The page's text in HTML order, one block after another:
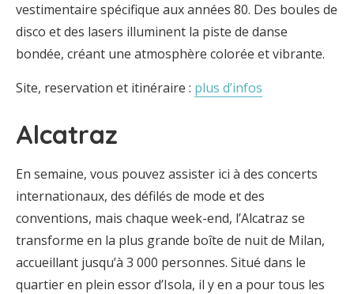
vestimentaire spécifique aux années 80. Des boules de
disco et des lasers illuminent la piste de danse
bondée, créant une atmosphère colorée et vibrante.
Site, reservation et itinéraire : plus d’infos
Alcatraz
En semaine, vous pouvez assister ici à des concerts
internationaux, des défilés de mode et des
conventions, mais chaque week-end, l’Alcatraz se
transforme en la plus grande boîte de nuit de Milan,
accueillant jusqu’à 3 000 personnes. Situé dans le
quartier en plein essor d’Isola, il y en a pour tous les